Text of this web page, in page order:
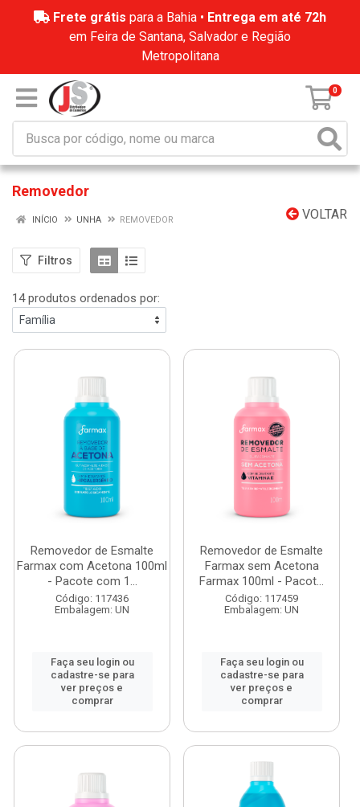
Frete grátis para a Bahia • Entrega em até 72h
em Feira de Santana, Salvador e Região
Metropolitana
0
Removedor
VOLTAR
INÍCIO UNHA REMOVEDOR
Filtros
14 produtos ordenados por:
Removedor de Esmalte
Farmax com Acetona 100ml
- Pacote com 1...
Código: 117436
Embalagem: UN
Faça seu login ou
cadastre-se para
ver preços e
comprar
Removedor de Esmalte
Farmax sem Acetona
Farmax 100ml - Pacot...
Código: 117459
Embalagem: UN
Faça seu login ou
cadastre-se para
ver preços e
comprar